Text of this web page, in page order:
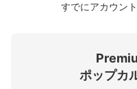
ロ
すでにアカウン
ポップカ